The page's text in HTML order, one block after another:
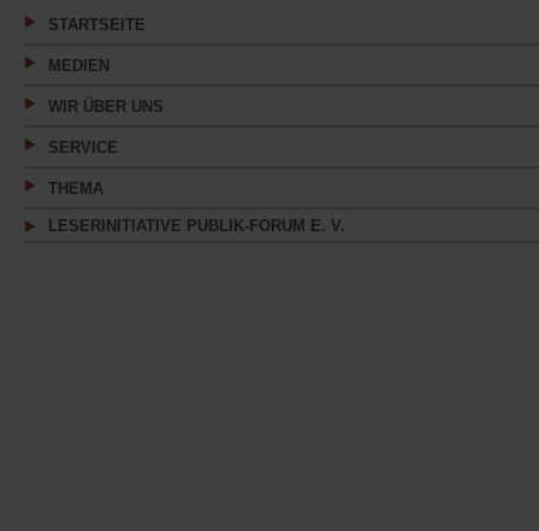
STARTSEITE
MEDIEN
WIR ÜBER UNS
SERVICE
THEMA
LESERINITIATIVE PUBLIK-FORUM E. V.